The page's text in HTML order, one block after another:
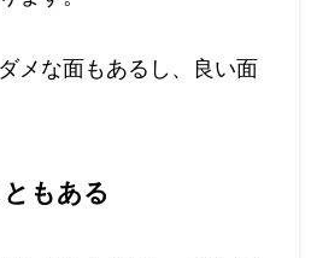
メな面もあるし、良い面
もある